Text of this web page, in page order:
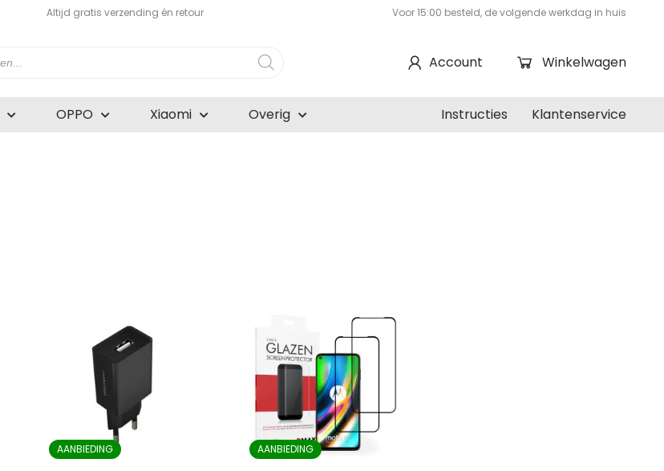
Altijd gratis verzending én retour Voor 15:00 besteld, de volgende werkdag in huis
Winkelwagen
Account
OPPO Xiaomi Overig Klantenservice
Instructies
AANBIEDING AANBIEDING